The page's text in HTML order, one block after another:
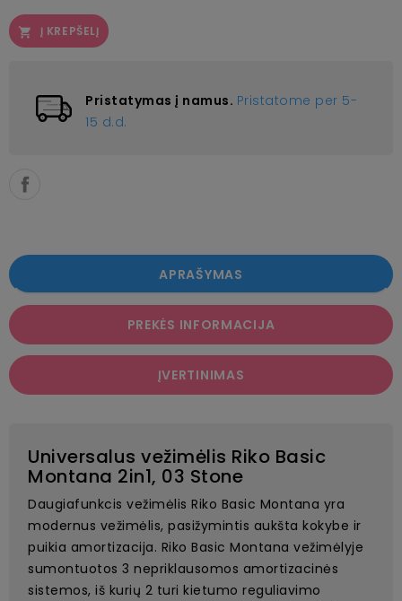
 Į KREPŠELĮ
Pristatymas į namus. Pristatome per 5-
15 d.d.
APRAŠYMAS
PREKĖS INFORMACIJA
ĮVERTINIMAS
Universalus vežimėlis Riko Basic
Montana 2in1, 03 Stone
Daugiafunkcis vežimėlis Riko Basic Montana yra
modernus vežimėlis, pasižymintis aukšta kokybe ir
puikia amortizacija. Riko Basic Montana vežimėlyje
sumontuotos 3 nepriklausomos amortizacinės
sistemos, iš kurių 2 turi kietumo reguliavimo